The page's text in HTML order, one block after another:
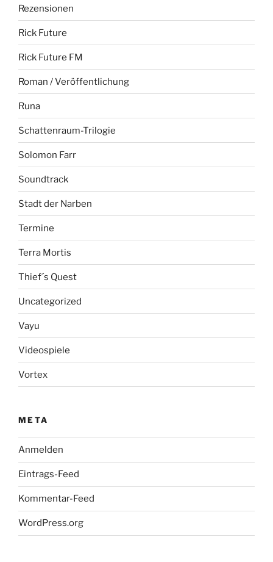
Rezensionen
Rick Future
Rick Future FM
Roman / Veröffentlichung
Runa
Schattenraum-Trilogie
Solomon Farr
Soundtrack
Stadt der Narben
Termine
Terra Mortis
Thief´s Quest
Uncategorized
Vayu
Videospiele
Vortex
META
Anmelden
Eintrags-Feed
Kommentar-Feed
WordPress.org